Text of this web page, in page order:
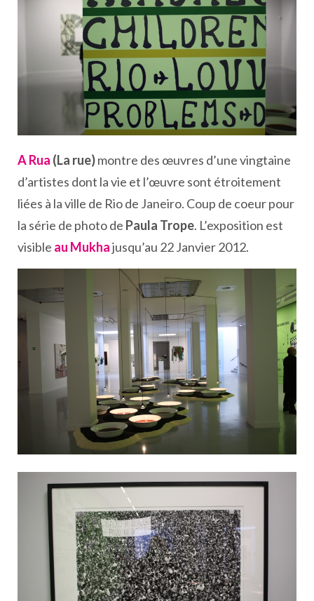
A Rua (La rue)montre des œuvres d’une vingtaine
d’artistes dont la vie et l’œuvre sont étroitement
liées à la ville de Rio de Janeiro. Coup de coeur pour
la série de photo de Paula Trope. L’exposition est
visible au Mukhajusqu’au 22 Janvier 2012.